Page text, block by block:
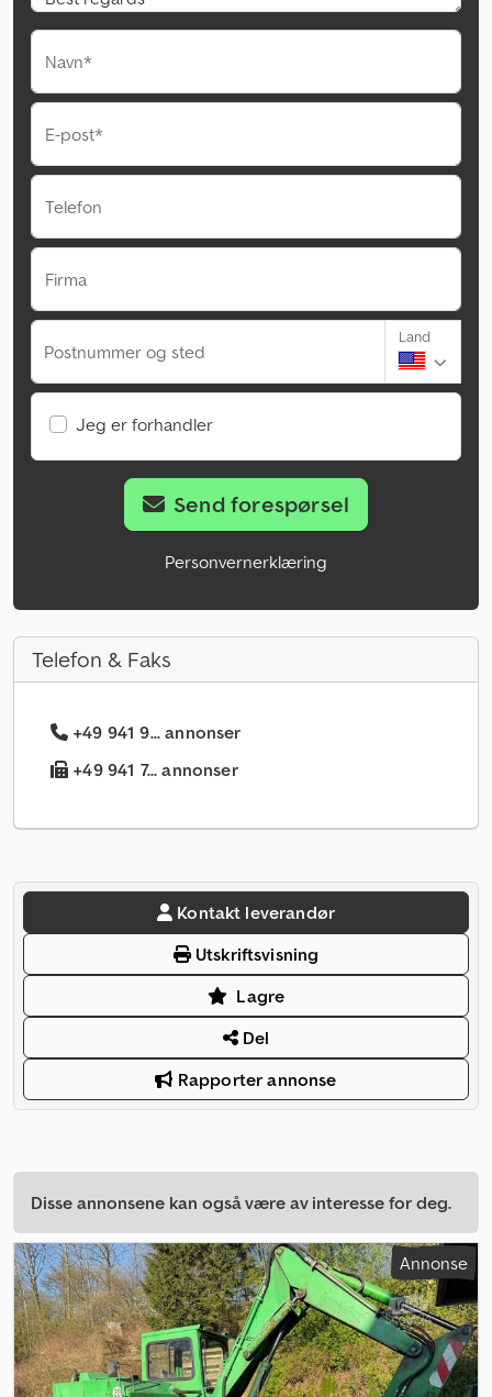
Navn*
E-post*
Telefon
Firma
Postnummer og sted
Land
Jeg er forhandler
Send forespørsel
Personvernerklæring
Telefon & Faks
+49 941 9... annonser
+49 941 7... annonser
Kontakt leverandør
Utskriftsvisning
Lagre
Del
Rapporter annonse
Disse annonsene kan også være av interesse for deg.
Annonse